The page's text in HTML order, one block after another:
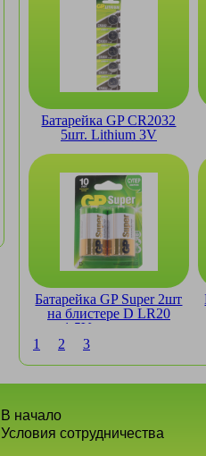
Батарейка GP CR2032
5шт. Lithium 3V
Батарейка GP Super 2шт
на блистере D LR20
1.5V щелочная
1 2 3
В начало
Условия сотрудничества